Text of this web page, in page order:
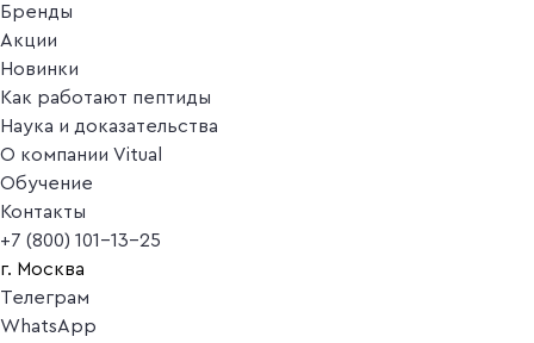
Бренды
Акции
Новинки
Как работают пептиды
Наука и доказательства
О компании Vitual
Обучение
Контакты
+7 (800) 101-13-25
г. Москва
Телеграм
WhatsApp